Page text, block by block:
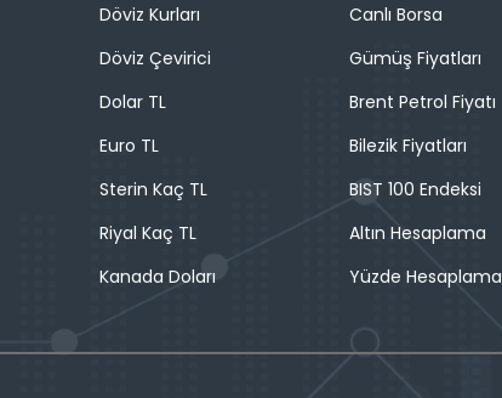
Döviz Kurları
Döviz Çevirici
Dolar TL
Euro TL
Sterin Kaç TL
Riyal Kaç TL
Kanada Doları
Canlı Borsa
Gümüş Fiyatları
Brent Petrol Fiyatı
Bilezik Fiyatları
BIST 100 Endeksi
Altın Hesaplama
Yüzde Hesaplama